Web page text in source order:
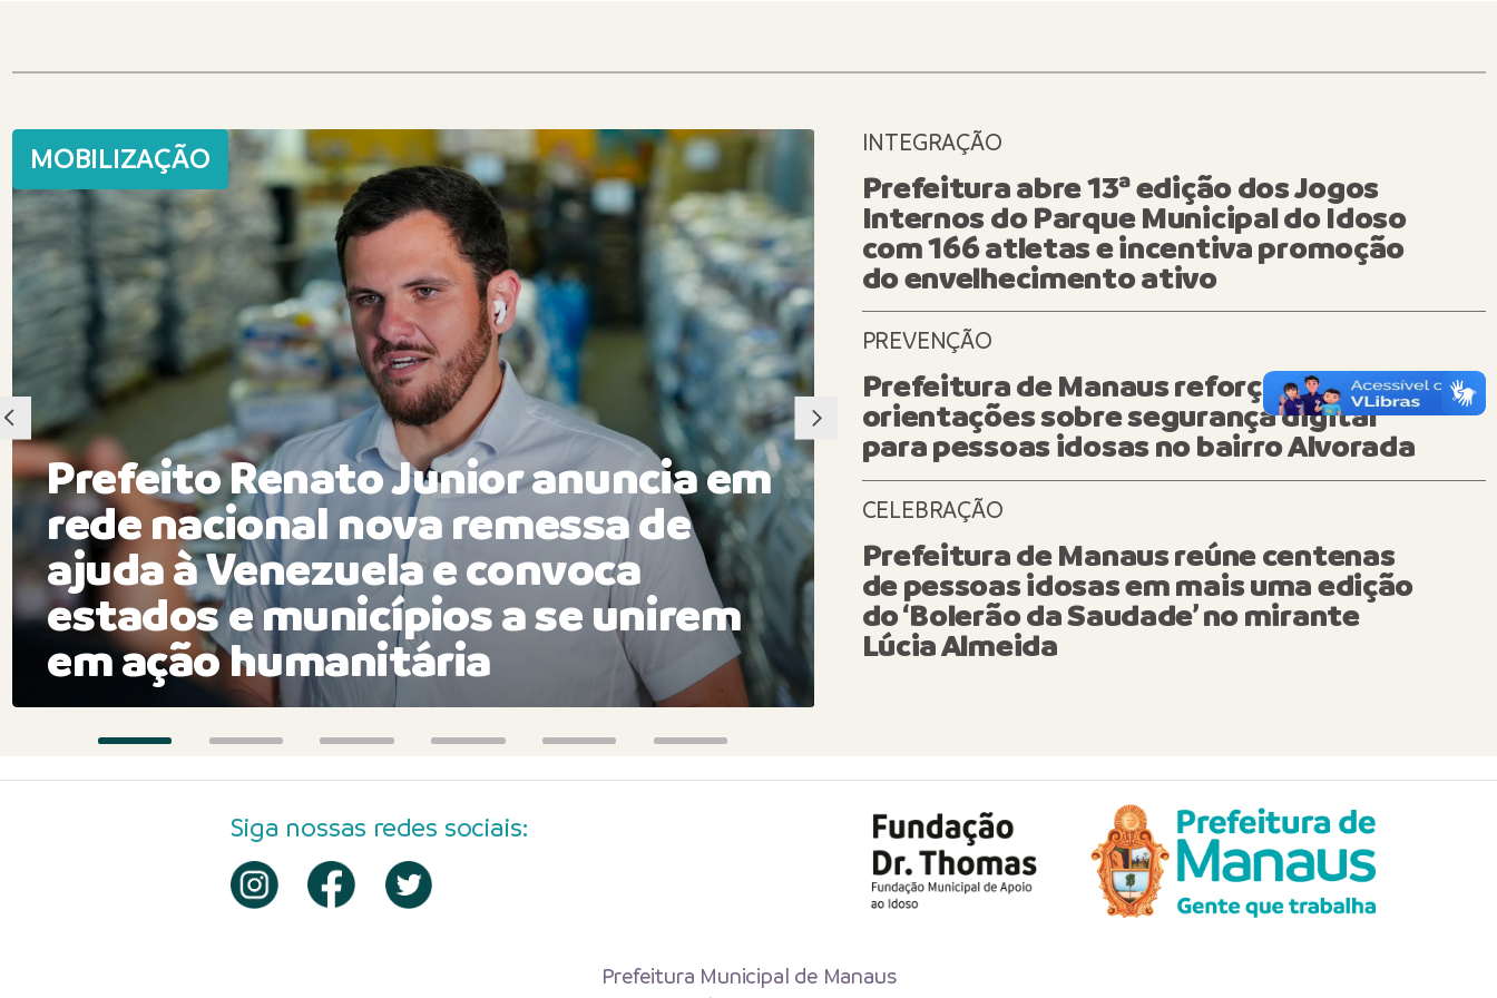
MOBILIZAÇÃO
Prefeito Renato Junior anuncia em
rede nacional nova remessa de
ajuda à Venezuela e convoca
estados e municípios a se unirem
em ação humanitária
SOLIDARIEDADE
Prefeitura de Manaus lança
campanha ‘Eu Sou Cidadão
2026’ e incentiva contribuição
projetos sociais sem custos
adicionais
INTEGRAÇÃO
Prefeitura abre 13ª edição dos Jogos
Internos do Parque Municipal do Idoso
com 166 atletas e incentiva promoção
do envelhecimento ativo
PREVENÇÃO
Prefeitura de Manaus reforça
orientações sobre segurança digital
para pessoas idosas no bairro Alvorada
CELEBRAÇÃO
Prefeitura de Manaus reúne centenas
de pessoas idosas em mais uma edição
do ‘Bolerão da Saudade’ no mirante
Lúcia Almeida
Siga nossas redes sociais:
Prefeitura Municipal de Manaus